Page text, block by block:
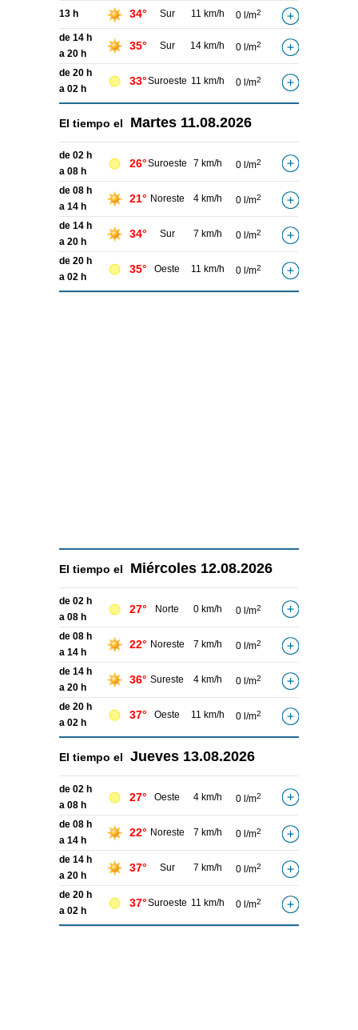
13 h 34° Sur 11 km/h 0 l/m2
de 14 h
a 20 h
35° Sur 14 km/h 0 l/m2
de 20 h
a 02 h
33°Suroeste 11 km/h 0 l/m2
El tiempo el Martes 11.08.2026
de 02 h
a 08 h
26°Suroeste 7 km/h 0 l/m2
de 08 h
a 14 h
21° Noreste 4 km/h 0 l/m2
de 14 h
a 20 h
34° Sur 7 km/h 0 l/m2
de 20 h
a 02 h
35° Oeste 11 km/h 0 l/m2
El tiempo el Miércoles 12.08.2026
de 02 h
a 08 h
27° Norte 0 km/h 0 l/m2
de 08 h
a 14 h
22° Noreste 7 km/h 0 l/m2
de 14 h
a 20 h
36° Sureste 4 km/h 0 l/m2
de 20 h
a 02 h
37° Oeste 11 km/h 0 l/m2
El tiempo el Jueves 13.08.2026
de 02 h
a 08 h
27° Oeste 4 km/h 0 l/m2
de 08 h
a 14 h
22° Noreste 7 km/h 0 l/m2
de 14 h
a 20 h
37° Sur 7 km/h 0 l/m2
de 20 h
a 02 h
37°Suroeste 11 km/h 0 l/m2